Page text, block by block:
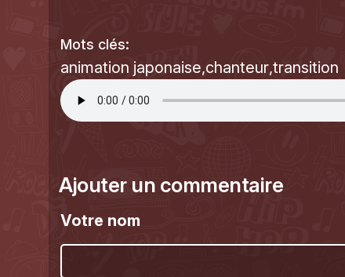
Mots clés:
animation japonaise chanteur transition
Ajouter un commentaire
Votre nom